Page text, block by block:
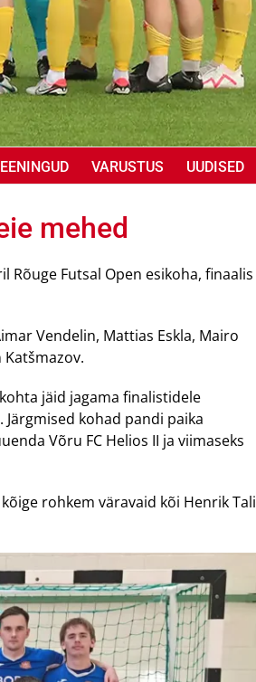
VARUSTUS UUDISED
mehed
Futsal Open esikoha, finaalis
Vendelin, Mattias Eskla, Mairo
Katšmazov.
jäid jagama finalistidele
Järgmised kohad pandi paika
Võru FC Helios II ja viimaseks
rohkem väravaid kõi Henrik Tali